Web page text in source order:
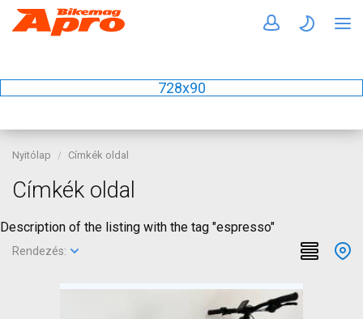
728x90
Nyitólap Címkék oldal
Címkék oldal
Description of the listing with the tag "espresso"
Rendezés: